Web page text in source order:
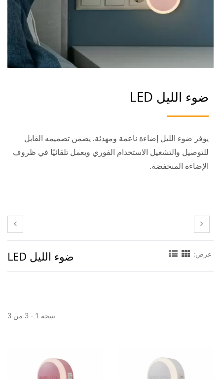
ضوء الليل LED
يوفر ضوء الليل إضاءة ناعمة ومهدئة. يضمن تصميمه القابل
للتوصيل والتشغيل الاستخدام الفوري ويعمل تلقائيًا في ظروف
الإضاءة المنخفضة.
ضوء الليل LED عرض:
نتيجة 1 - 3 من 3